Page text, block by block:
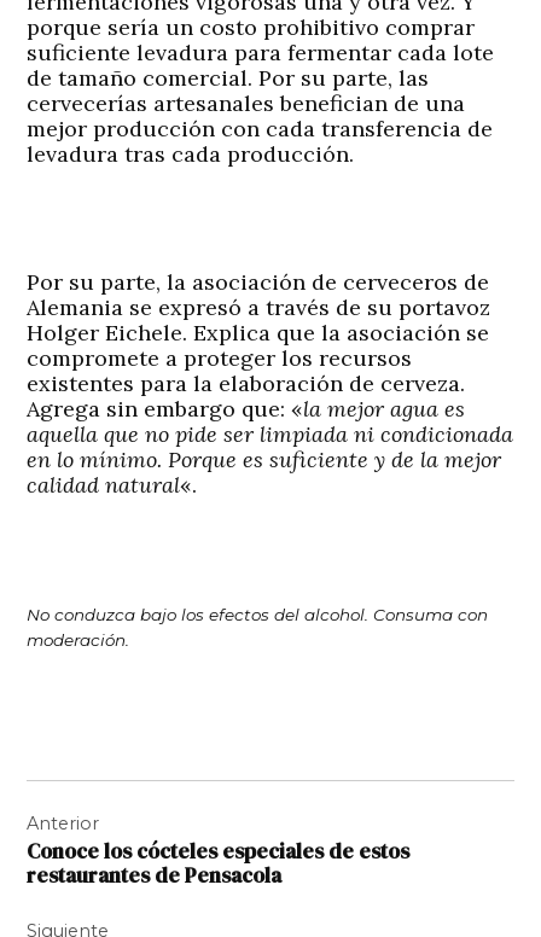
porque sería un costo prohibitivo comprar
suficiente levadura para fermentar cada lote
de tamaño comercial. Por su parte, las
cervecerías artesanales benefician de una
mejor producción con cada transferencia de
levadura tras cada producción.
Por su parte, la asociación de cerveceros de
Alemania se expresó a través de su portavoz
Holger Eichele. Explica que la asociación se
compromete a proteger los recursos
existentes para la elaboración de cerveza.
Agrega sin embargo que: «la mejor agua es
aquella que no pide ser limpiada ni condicionada
en lo mínimo. Porque es suficiente y de la mejor
calidad natural«.
No conduzca bajo los efectos del alcohol. Consuma con
moderación.
de
entradas
Anterior
Conoce los cócteles especiales de estos
restaurantes de Pensacola
Siguiente